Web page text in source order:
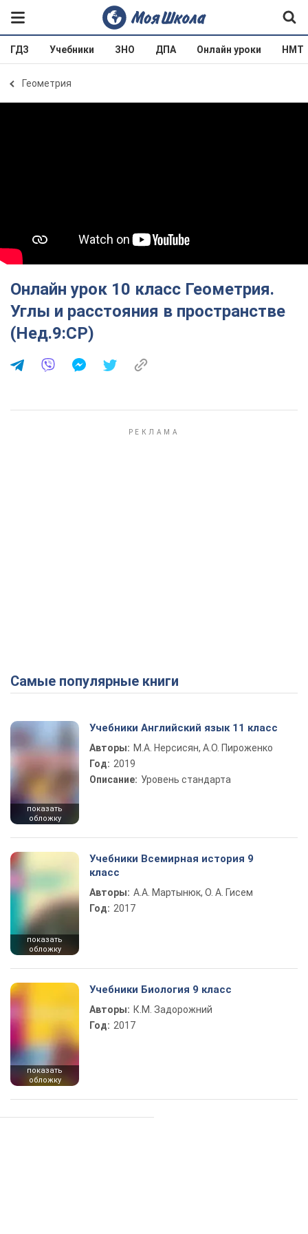
ГДЗ Учебники ЗНО ДПА Онлайн уроки НМТ
Геометрия
Онлайн урок 10 класс Геометрия.
Углы и расстояния в пространстве
(Нед.9:СР)
Самые популярные книги
показать
обложку
Учебники Английский язык 11 класс
Авторы: М.А. Нерсисян, А.О. Пироженко
Год: 2019
Описание: Уровень стандарта
показать
обложку
Учебники Всемирная история 9
класс
Авторы: А.А. Мартынюк, О. А. Гисем
Год: 2017
показать
обложку
Учебники Биология 9 класс
Авторы: К.М. Задорожний
Год: 2017